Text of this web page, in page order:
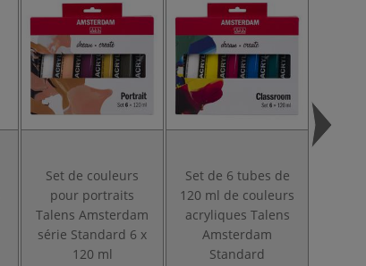
Set de couleurs
pour portraits
Talens Amsterdam
série Standard 6 x
120 ml
Set de 6 tubes de
120 ml de couleurs
acryliques Talens
Amsterdam
Standard